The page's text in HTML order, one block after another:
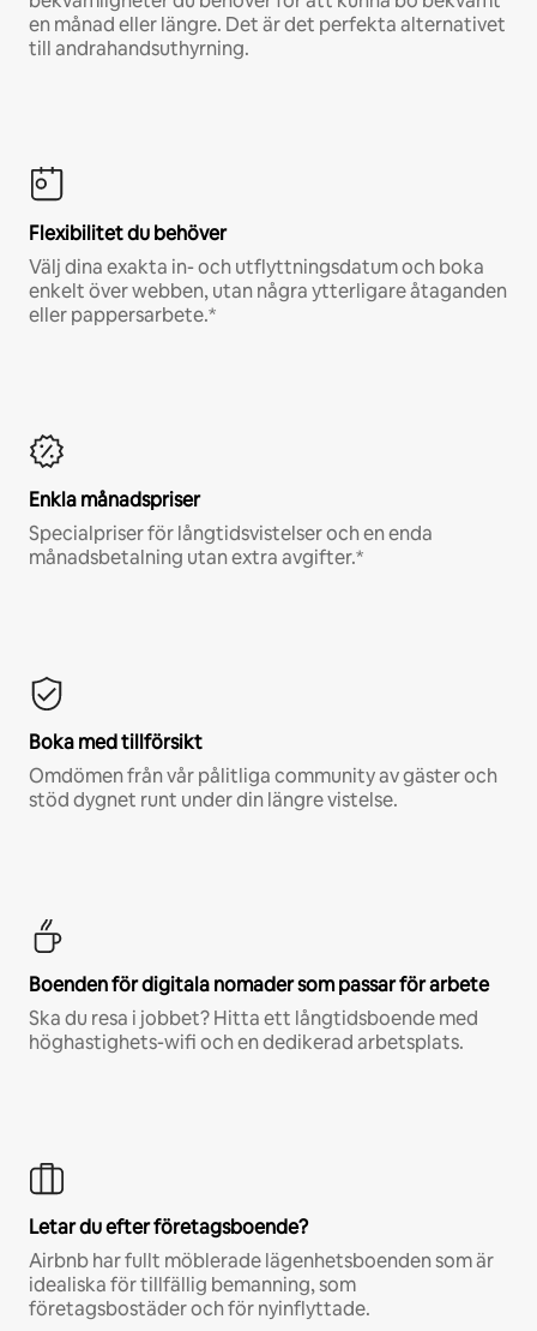
en månad eller längre. Det är det perfekta alternativet
till andrahandsuthyrning.
Flexibilitet du behöver
Välj dina exakta in- och utflyttningsdatum och boka
enkelt över webben, utan några ytterligare åtaganden
eller pappersarbete.*
Enkla månadspriser
Specialpriser för långtidsvistelser och en enda
månadsbetalning utan extra avgifter.*
Boka med tillförsikt
Omdömen från vår pålitliga community av gäster och
stöd dygnet runt under din längre vistelse.
Boenden för digitala nomader som passar för arbete
Ska du resa i jobbet? Hitta ett långtidsboende med
höghastighets-wifi och en dedikerad arbetsplats.
Letar du efter företagsboende?
Airbnb har fullt möblerade lägenhetsboenden som är
idealiska för tillfällig bemanning, som
företagsbostäder och för nyinflyttade.